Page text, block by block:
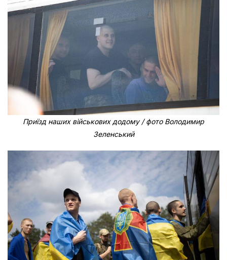
Приїзд наших військових додому / фото Володимир
Зеленський